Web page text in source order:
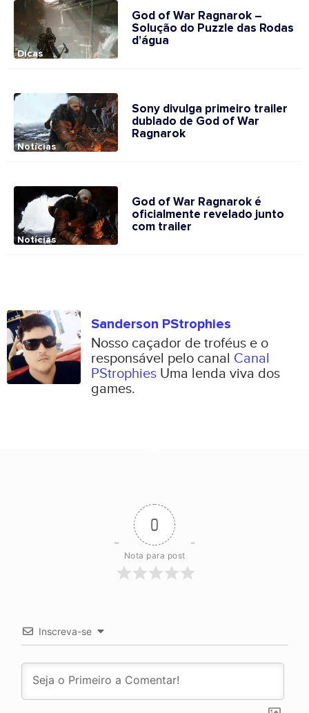
Dicas
God of War Ragnarok –
Solução do Puzzle das Rodas
d’água
Notícias
Sony divulga primeiro trailer
dublado de God of War
Ragnarok
Notícias
God of War Ragnarok é
oficialmente revelado junto
com trailer
Sanderson PStrophies
Nosso caçador de troféus e o
responsável pelo canal Canal
PStrophies Uma lenda viva dos
games.
0
Nota para post
Inscreva-se